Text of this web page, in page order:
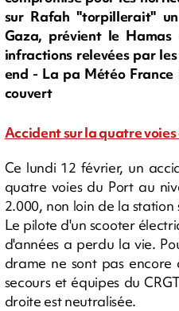
sur Rafah "torpillerait"
Gaza, prévient le
infractions relevées par
end - La pa Météo
couvert
Accident sur la quatre
Ce lundi 12 février, un
quatre voies du Port au
2.000, non loin de la
Le pilote d'un scooter
d'années a perdu la vie.
drame ne sont pas encore
secours et équipes du
droite est neutralisée.